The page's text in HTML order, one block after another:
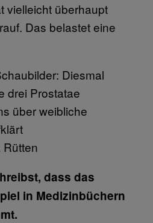
vielleicht überhaupt
Das belastet eine
dass das
in Medizinbüchern